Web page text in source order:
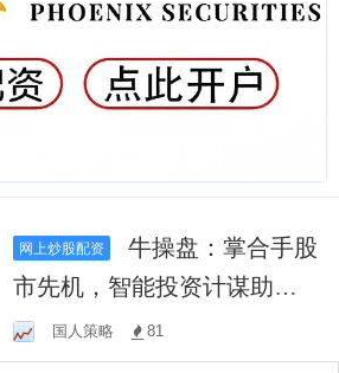
网上炒股配资
牛操盘：掌合手股
市先机，智能投资计谋助您
稳健盈利
国人策略 81